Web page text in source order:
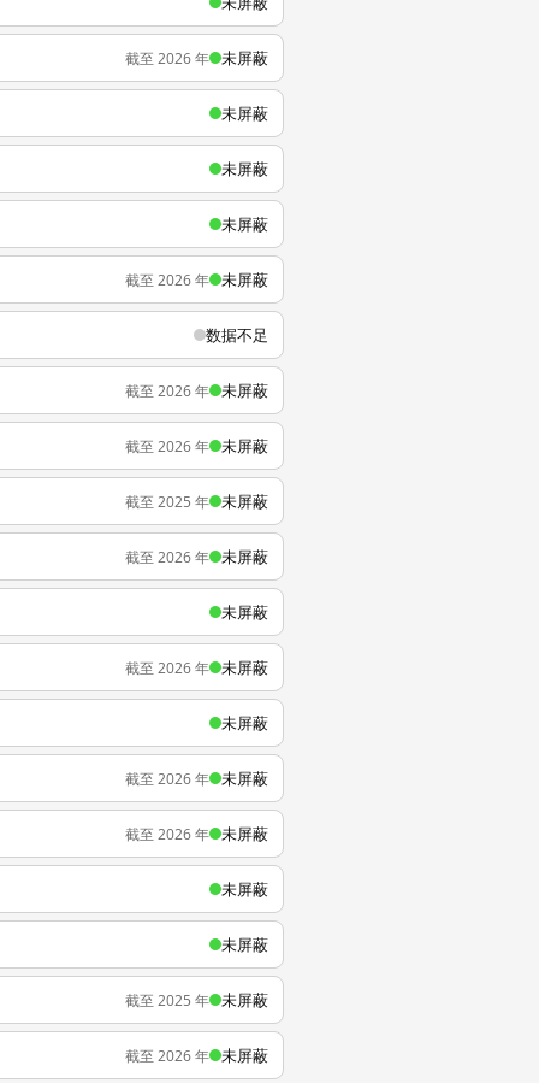
截至 2026 年 未屏蔽
未屏蔽
未屏蔽
未屏蔽
截至 2026 年 未屏蔽
数据不足
截至 2026 年 未屏蔽
截至 2026 年 未屏蔽
截至 2025 年 未屏蔽
截至 2026 年 未屏蔽
未屏蔽
截至 2026 年 未屏蔽
未屏蔽
截至 2026 年 未屏蔽
截至 2026 年 未屏蔽
未屏蔽
未屏蔽
截至 2025 年 未屏蔽
截至 2026 年 未屏蔽